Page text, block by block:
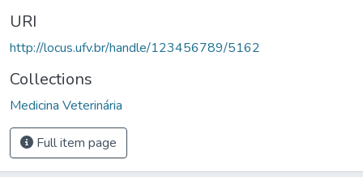
URI
http://locus.ufv.br/handle/123456789/5162
Collections
Medicina Veterinária
Full item page